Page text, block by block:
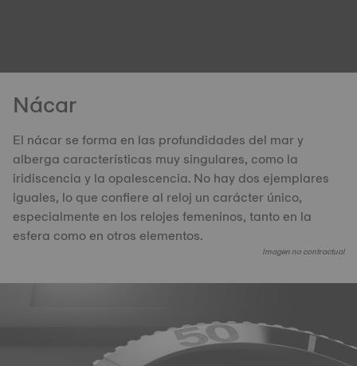
Nácar
El nácar se forma en las profundidades del mar y
alberga características muy singulares, como la
iridiscencia y la opalescencia. No hay dos ejemplares
iguales, lo que confiere al reloj un carácter único,
especialmente en los relojes femeninos, tanto en la
esfera como en otros elementos.
Imagen no contractual